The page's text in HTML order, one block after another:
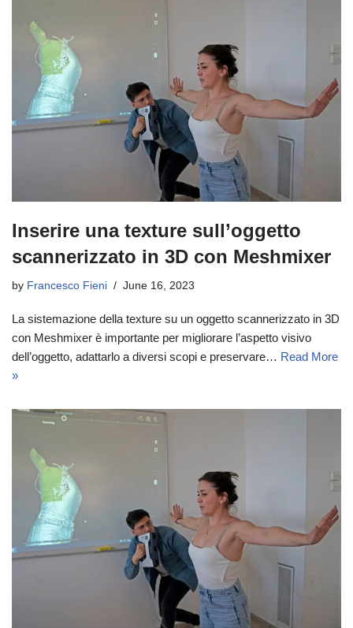
Inserire una texture sull’oggetto
scannerizzato in 3D con Meshmixer
by Francesco Fieni June 16, 2023
La sistemazione della texture su un oggetto scannerizzato in 3D
con Meshmixer è importante per migliorare l’aspetto visivo
dell’oggetto, adattarlo a diversi scopi e preservare… Read More
»